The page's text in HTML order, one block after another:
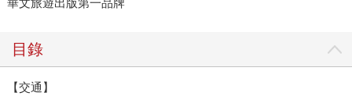
華文旅遊出版第一品牌
目錄
【交通】